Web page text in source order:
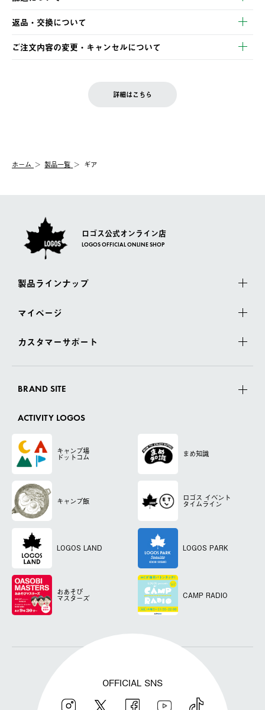
・クレジットカード決済
・コンビニ決済
・Pay-easy決済
【発送スケジュール】
ご注文・ご入金完了より2営業日以内に商品を発送いたします。
土日祝の発送はございませんので、木曜日以降のご注文は週明け
の発送となる場合がございます。
【配送業者】
佐川急便にて配送されます。
返品・交換について
※お客様都合の場合
お客様都合の返品にかかる送料は、お客様ご負担とさせていただ
一度お手元の商品を返品いただき、ご希望商品を再注文してくだ
ご注文内容の変更・キャンセルについて
LOGOS FAMILY会員の方は、会員マイページ内 購入履歴画面に
詳細はこちら
ホーム 製品一覧 ギア
ロゴス公式オンライン店
LOGOS OFFICIAL ONLINE SHOP
製品ラインナップ
マイページ
カスタマーサポート
BRAND SITE
ACTIVITY LOGOS
キャンプ場
ドットコム まめ知識
キャンプ飯 ロゴス イベント
タイムライン
LOGOS LAND LOGOS PARK
おあそび
マスターズ CAMP RADIO
OFFICIAL SNS